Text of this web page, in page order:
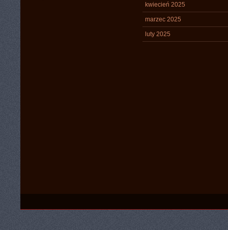
kwiecień 2025
marzec 2025
luty 2025